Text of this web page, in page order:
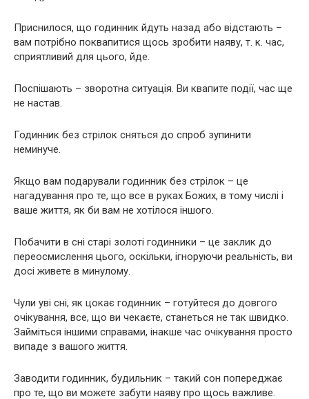
Приснилося, що годинник йдуть назад або відстають –
вам потрібно поквапитися щось зробити наяву, т. к. час,
сприятливий для цього, йде.
Поспішають – зворотна ситуація. Ви квапите події, час ще
не настав.
Годинник без стрілок сняться до спроб зупинити
неминуче.
Якщо вам подарували годинник без стрілок – це
нагадування про те, що все в руках Божих, в тому числі і
ваше життя, як би вам не хотілося іншого.
Побачити в сні старі золоті годинники – це заклик до
переосмислення цього, оскільки, ігноруючи реальність, ви
досі живете в минулому.
Чули уві сні, як цокає годинник – готуйтеся до довгого
очікування, все, що ви чекаєте, станеться не так швидко.
Займіться іншими справами, інакше час очікування просто
випаде з вашого життя.
Заводити годинник, будильник – такий сон попереджає
про те, що ви можете забути наяву про щось важливе.